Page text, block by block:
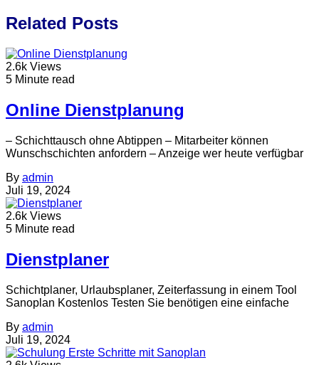
Related Posts
2.6k Views
5 Minute read
Online Dienstplanung
– Schichttausch ohne Abtippen – Mitarbeiter können
Wunschschichten anfordern – Anzeige wer heute verfügbar
By admin
Juli 19, 2024
2.6k Views
5 Minute read
Dienstplaner
Schichtplaner, Urlaubsplaner, Zeiterfassung in einem Tool
Sanoplan Kostenlos Testen Sie benötigen eine einfache
By admin
Juli 19, 2024